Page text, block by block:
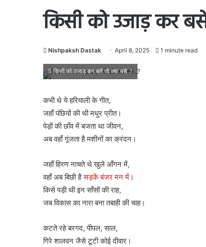
किसी को उजाड़ कर
Nishpaksh Dastak April 8, 2025 1 minute read
किसी को उजाड़ कर बसे तो क्या बसे..?
कभी थे ये हरियाली के गीत,
जहाँ पंछियों की थी मधुर प्रीत।
पेड़ों की छाँव में बजता था जीवन,
अब वहाँ गूंजता है मशीनों का क्रंदन।
जहाँ हिरण नाचते थे खुले आँगन में,
वहाँ अब बिछी हैसड़कें बंजर मन में ।
किसे पड़ी थी इन साँसों की राह,
जब विकास का नारा बना तबाही की चाह।
कटते रहे बरगद, पीपल, साल,
गिरे शालवन जैसे टूटी कोई दीवार।